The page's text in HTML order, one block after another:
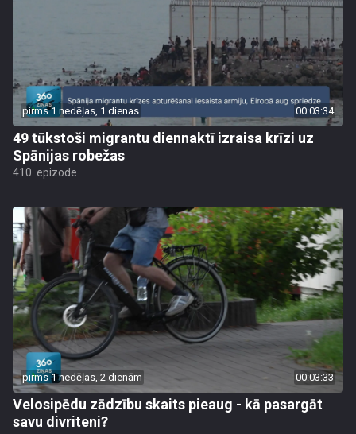
pirms 1 nedēļas, 1 dienas 00:03:34
49 tūkstoši migrantu diennaktī izraisa krīzi uz
Spānijas robežas
410. epizode
pirms 1 nedēļas, 2 dienām 00:03:33
Velosipēdu zādzību skaits pieaug - kā pasargāt
savu divriteni?